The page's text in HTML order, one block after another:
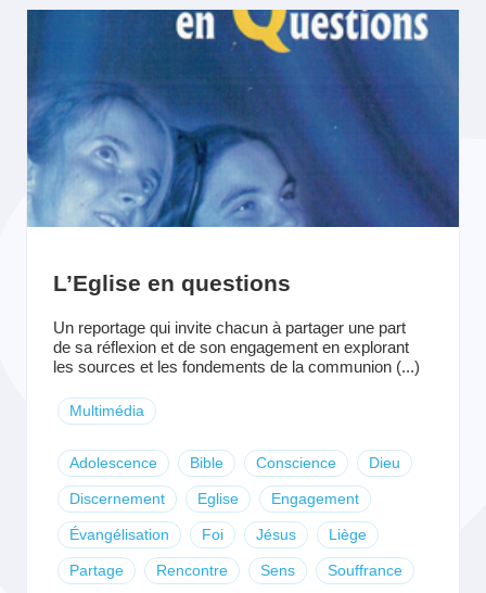
L’Eglise en questions
Un reportage qui invite chacun à partager une part
de sa réflexion et de son engagement en explorant
les sources et les fondements de la communion (...)
Multimédia
Adolescence Bible Conscience Dieu
Discernement Eglise Engagement
Évangélisation Foi Jésus Liège
Partage Rencontre Sens Souffrance